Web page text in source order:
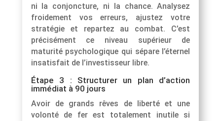
ni la conjoncture, ni la chance. Analysez
froidement vos erreurs, ajustez votre
stratégie et repartez au combat. C’est
précisément ce niveau supérieur de
maturité psychologique qui sépare l’éternel
insatisfait de l’investisseur libre.
Étape 3 : Structurer un plan d’action
immédiat à 90 jours
Avoir de grands rêves de liberté et une
volonté de fer est totalement inutile si